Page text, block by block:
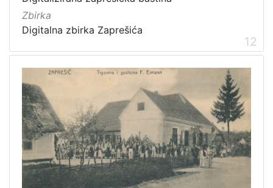
Zbirka
Digitalna zbirka Zaprešića
12